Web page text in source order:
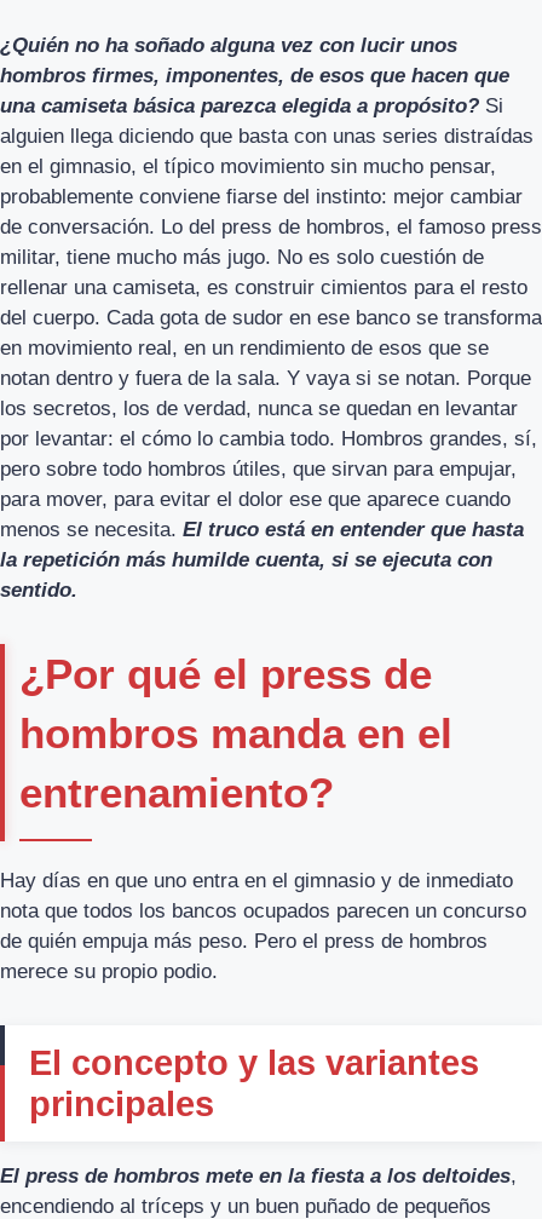
¿Quién no ha soñado alguna vez con lucir unos
hombros firmes, imponentes, de esos que hacen que
una camiseta básica parezca elegida a propósito? Si
alguien llega diciendo que basta con unas series distraídas
en el gimnasio, el típico movimiento sin mucho pensar,
probablemente conviene fiarse del instinto: mejor cambiar
de conversación. Lo del press de hombros, el famoso press
militar, tiene mucho más jugo. No es solo cuestión de
rellenar una camiseta, es construir cimientos para el resto
del cuerpo. Cada gota de sudor en ese banco se transforma
en movimiento real, en un rendimiento de esos que se
notan dentro y fuera de la sala. Y vaya si se notan. Porque
los secretos, los de verdad, nunca se quedan en levantar
por levantar: el cómo lo cambia todo. Hombros grandes, sí,
pero sobre todo hombros útiles, que sirvan para empujar,
para mover, para evitar el dolor ese que aparece cuando
menos se necesita. El truco está en entender que hasta
la repetición más humilde cuenta, si se ejecuta con
sentido.
¿Por qué el press de
hombros manda en el
entrenamiento?
Hay días en que uno entra en el gimnasio y de inmediato
nota que todos los bancos ocupados parecen un concurso
de quién empuja más peso. Pero el press de hombros
merece su propio podio.
El concepto y las variantes
principales
El press de hombros mete en la fiesta a los deltoides,
encendiendo al tríceps y un buen puñado de pequeños